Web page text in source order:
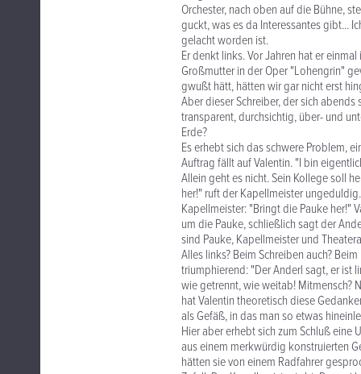
Orchester, nach oben auf die Bühne,
guckt, was es da Interessantes gibt...
gelacht worden ist.
Er denkt links. Vor Jahren hat er
Großmutter in der Oper "Lohengrin"
gwußt hätt, hätten wir gar nicht erst
Aber dieser Schreiber, der sich
transparent, durchsichtig, über- und
Erde?
Es erhebt sich das schwere Problem,
Auftrag fällt auf Valentin. "I bin
Allein geht es nicht. Sein Kollege soll
her!" ruft der Kapellmeister
Kapellmeister: "Bringt die Pauke her!"
um die Pauke, schließlich sagt der
sind Pauke, Kapellmeister und
Alles links? Beim Schreiben auch?
triumphierend: "Der Anderl sagt, er ist
wie getrennt, wie weitab! Mitmensch?
hat Valentin theoretisch diese
als Gefäß, in das man so etwas
Hier aber erhebt sich zum Schluß eine
aus einem merkwürdig konstruierten
hätten sie von einem Radfahrer